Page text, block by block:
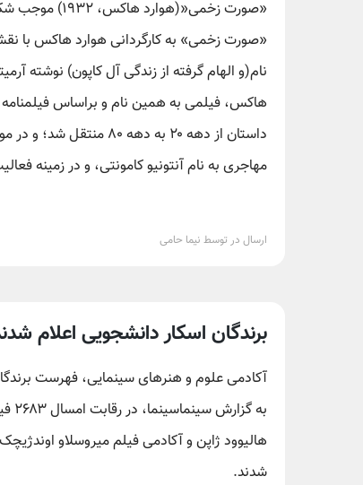
«صورت زخمی«(هوارد هاکس، ۱۹۳۲) موجب شکوفایی و رونق ژانر گنگستری شدند.
«صورت زخمی» به کارگردانی هوارد هاکس با
هاکس، فیلمی به همین نام و براساس
داستان از دهه ۲۰ به
مهاجری به نام آنتونیو کامونتی، و در زمینه
ارسال در توسط نیما حامی
برندگان اسکار دانشجویی اعلام
آکادمی علوم و هنرهای سینمایی، فهرست
هالیوود ژاپن و آکادمی فیلم میروسلاو
شدند.